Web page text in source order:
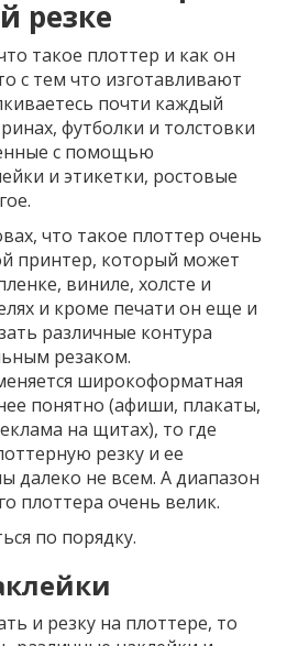
резке
такое плоттер и как он
с тем что изготавливают
почти каждый
футболки и толстовки
с помощью
и этикетки, ростовые
что такое плоттер очень
принтер, который может
виниле, холсте и
и кроме печати он еще и
различные контура
резаком.
широкоформатная
понятно (афиши, плакаты,
на щитах), то где
резку и ее
далеко не всем. А диапазон
плоттера очень велик.
по порядку.
и резку на плоттере, то